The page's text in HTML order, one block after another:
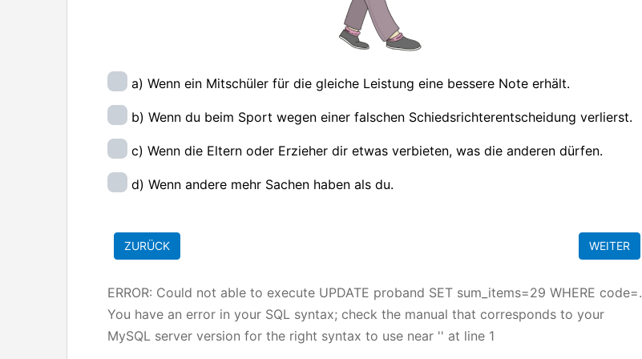
a) Wenn ein Mitschüler für die gleiche Leistung eine bessere Note erhält.
b) Wenn du beim Sport wegen einer falschen Schiedsrichterentscheidung verlierst.
c) Wenn die Eltern oder Erzieher dir etwas verbieten, was die anderen dürfen.
d) Wenn andere mehr Sachen haben als du.
ERROR: Could not able to execute UPDATE proband SET sum_items=29 WHERE code=.
You have an error in your SQL syntax; check the manual that corresponds to your
MySQL server version for the right syntax to use near '' at line 1